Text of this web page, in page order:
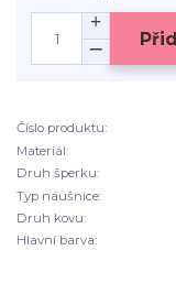
Číslo produktu:
Materiál:
Druh šperku:
Typ náušnice:
Druh kovu:
Hlavní barva: